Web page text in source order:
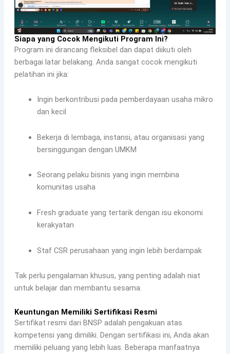
Siapa yang Cocok Mengikuti Program Ini?
Program ini dirancang fleksibel dan dapat diikuti oleh
berbagai latar belakang. Anda sangat cocok mengikuti
pelatihan ini jika:
Ingin berkontribusi pada pemberdayaan usaha mikro
dan kecil
Bekerja di lembaga, instansi, atau organisasi yang
bersinggungan dengan UMKM
Seorang pelaku bisnis yang ingin membina
komunitas usaha
Fresh graduate yang tertarik dengan isu ekonomi
kerakyatan
Staf CSR perusahaan yang ingin lebih berdampak
Tak perlu pengalaman khusus, yang penting adalah niat
untuk belajar dan membantu sesama.
Keuntungan Memiliki Sertifikasi Resmi
Sertifikat resmi dari BNSP adalah pengakuan atas
kompetensi yang dimiliki. Dengan sertifikasi ini, Anda akan
memiliki peluang yang lebih luas. Beberapa manfaatnya